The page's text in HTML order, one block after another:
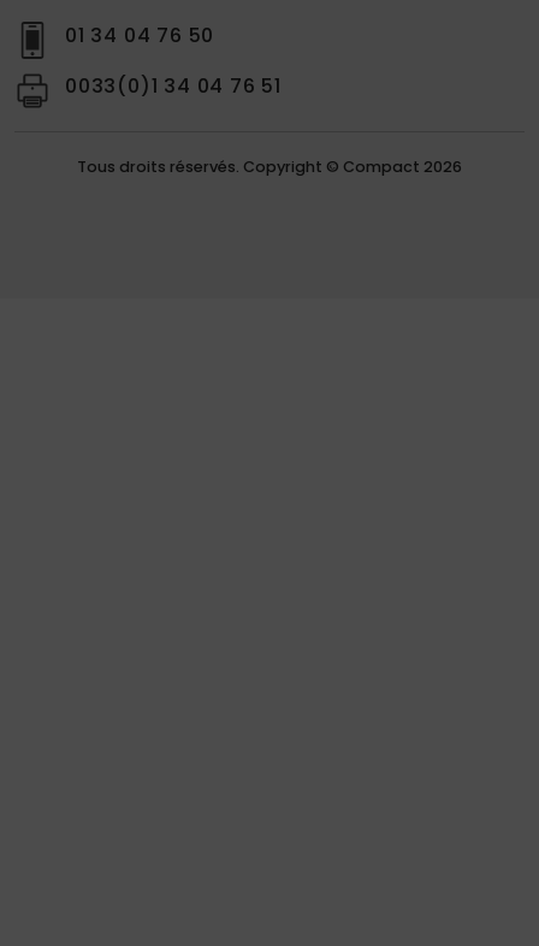
01 34 04 76 50
0033(0)1 34 04 76 51
Tous droits réservés. Copyright © Compact 2026